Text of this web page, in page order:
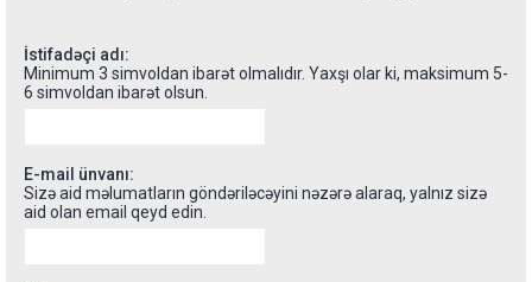
İstifadəçi adı:
Minimum 3 simvoldan ibarət olmalıdır. Yaxşı olar ki, maksimum 5-
6 simvoldan ibarət olsun.
E-mail ünvanı:
Sizə aid məlumatların göndəriləcəyini nəzərə alaraq, yalnız sizə
aid olan email qeyd edin.